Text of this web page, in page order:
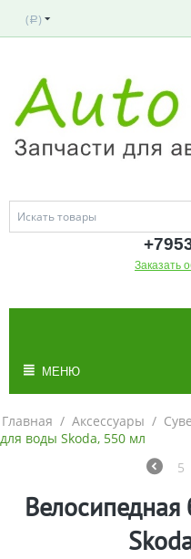
( Р )
Заказать
МЕНЮ
Главная / Аксессуары /
для воды Skoda, 550 мл
5